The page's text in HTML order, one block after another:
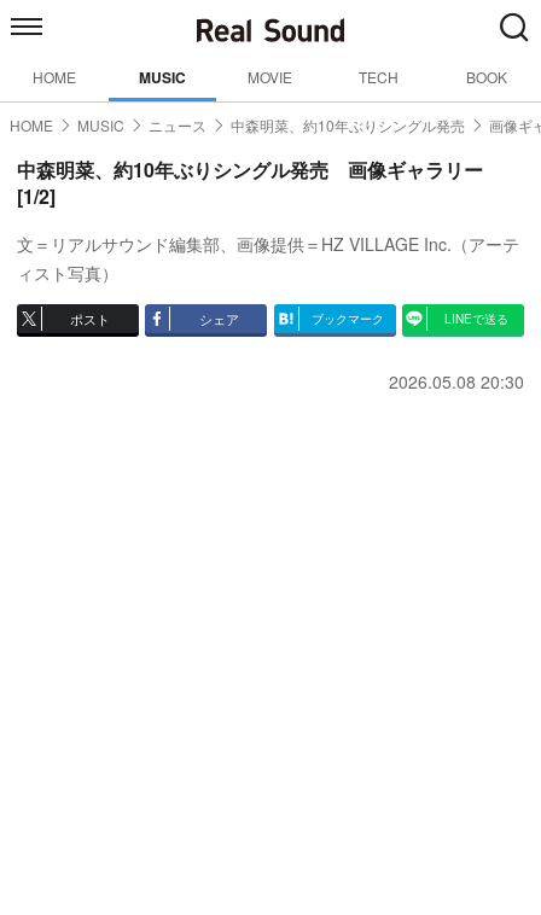
HOME MUSIC MOVIE TECH BOOK
HOME MUSIC ニュース 中森明菜、約10年ぶりシングル発売 画像ギ
中森明菜、約10年ぶりシングル発売 画像ギャラリー
[1/2]
文＝リアルサウンド編集部、画像提供＝HZ VILLAGE Inc.（アーテ
ィスト写真）
ポスト シェア ブックマーク LINEで送る
2026.05.08 20:30